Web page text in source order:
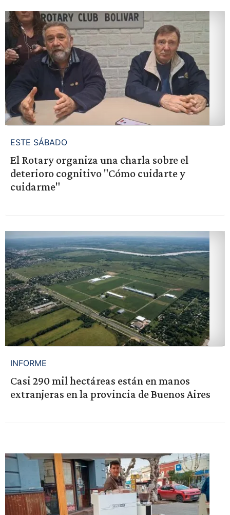
ESTE SÁBADO
El Rotary organiza una charla sobre el
deterioro cognitivo "Cómo cuidarte y
cuidarme"
INFORME
Casi 290 mil hectáreas están en manos
extranjeras en la provincia de Buenos Aires